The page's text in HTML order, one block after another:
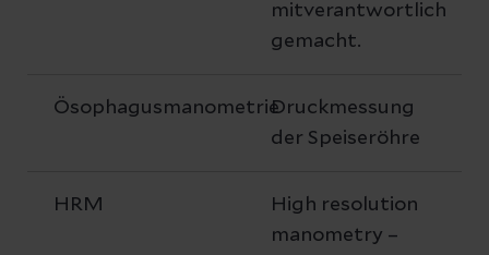
mitverantwortlich
gemacht.
ÖsophagusmanometrieDruckmessung
der Speiseröhre
HRM
High resolution
manometry –